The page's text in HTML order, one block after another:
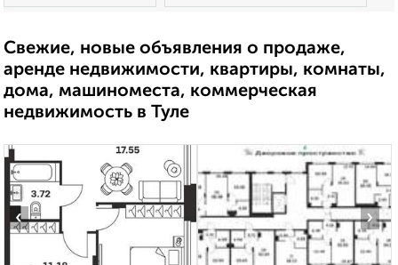
Свежие, новые объявления о продаже,
аренде недвижимости, квартиры, комнаты,
дома, машиноместа, коммерческая
недвижимость в Туле
‹ ›